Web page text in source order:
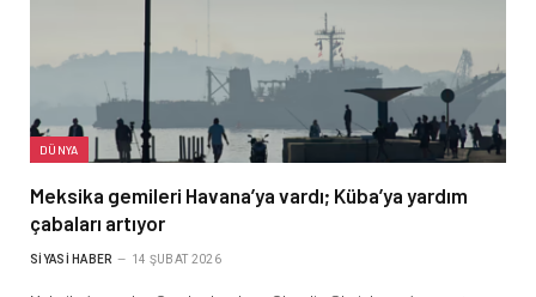
DÜNYA
Meksika gemileri Havana’ya vardı; Küba’ya yardım
çabaları artıyor
SIYASI HABER 14 ŞUBAT 2026